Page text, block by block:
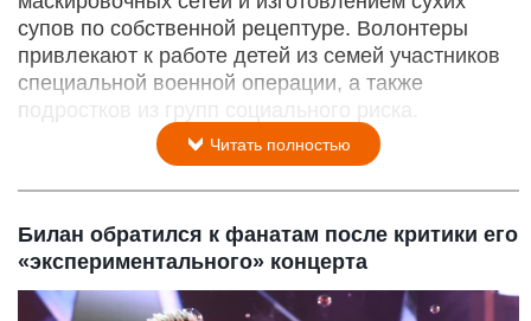
супов по собственной рецептуре. Волонтеры
привлекают к работе детей из семей участников
специальной военной операции, а также
подростков из групп социального риска.
Читать полностью
Билан обратился к фанатам после критики его
«экспериментального» концерта